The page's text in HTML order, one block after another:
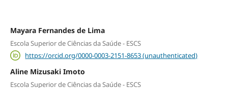
Mayara Fernandes de Lima
Escola Superior de Ciências da Saúde - ESCS
https://orcid.org/0000-0003-2151-8653 (unauthenticated)
Aline Mizusaki Imoto
Escola Superior de Ciências da Saúde - ESCS